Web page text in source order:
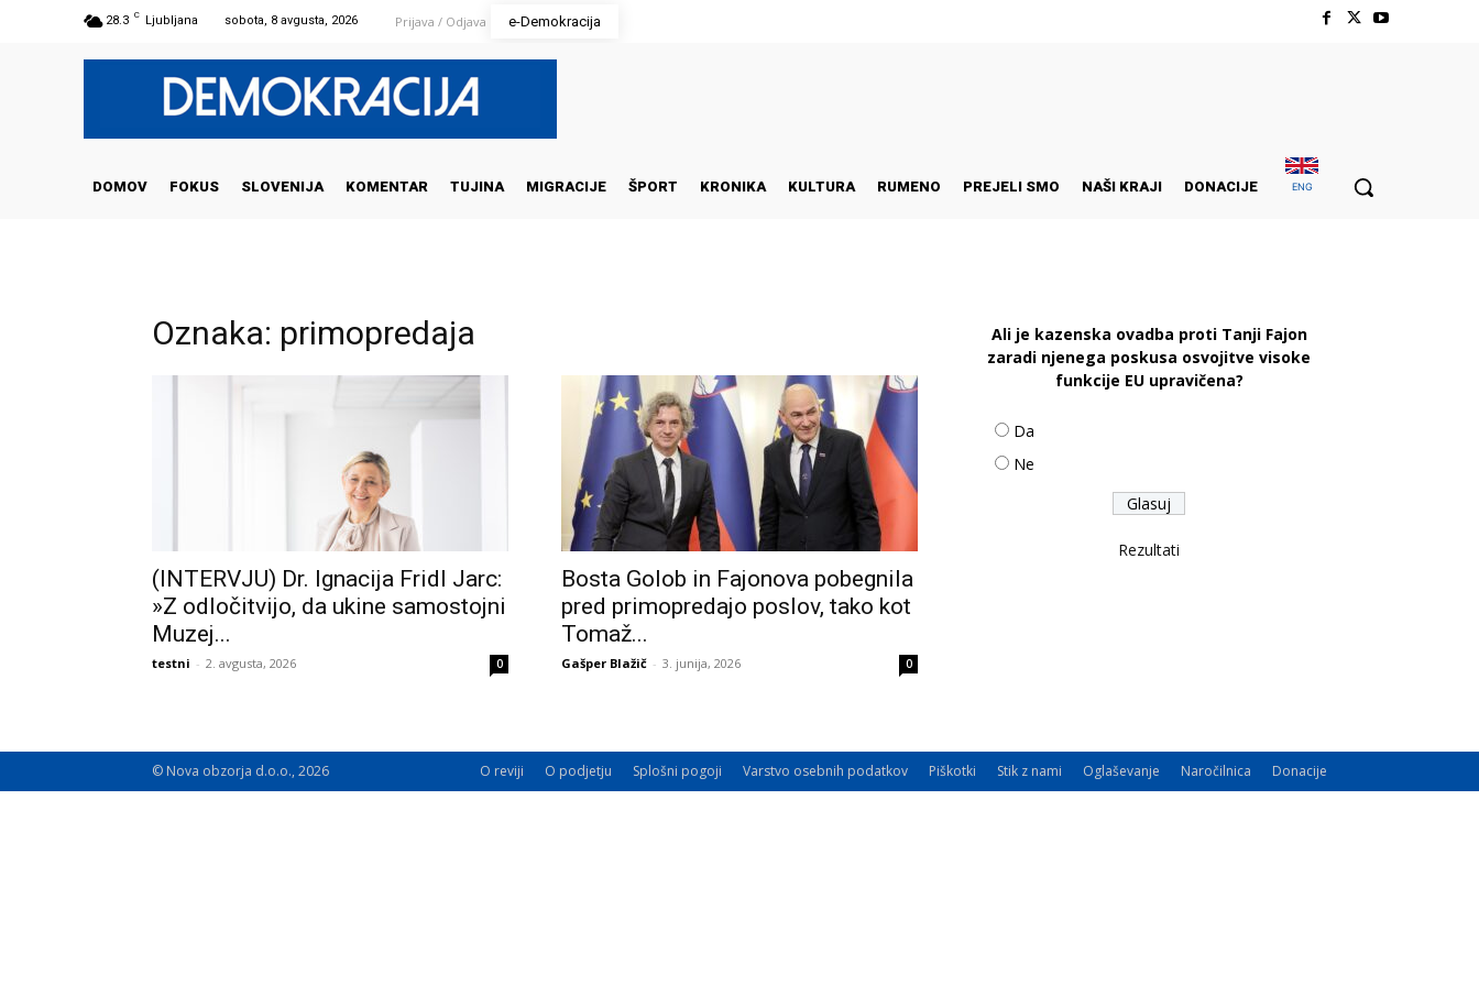
28.3 C Ljubljana sobota, 8 avgusta, 2026 Prijava / Odjava e-Demokracija
DOMOV FOKUS SLOVENIJA KOMENTAR TUJINA MIGRACIJE ŠPORT KRONIKA KULTURA RUMENO PREJELI SMO NAŠI KRAJI DONACIJE ENG
Oznaka: primopredaja
(INTERVJU) Dr. Ignacija Fridl Jarc:
»Z odločitvijo, da ukine samostojni
Muzej...
testni - 2. avgusta, 2026 0
Bosta Golob in Fajonova pobegnila
pred primopredajo poslov, tako kot
Tomaž...
Gašper Blažič - 3. junija, 2026 0
Ali je kazenska ovadba proti Tanji Fajon
zaradi njenega poskusa osvojitve visoke
funkcije EU upravičena?
Da
Ne
Rezultati
O reviji O podjetju Splošni pogoji Varstvo osebnih podatkov Piškotki Stik z nami Oglaševanje Naročilnica Donacije
© Nova obzorja d.o.o., 2026